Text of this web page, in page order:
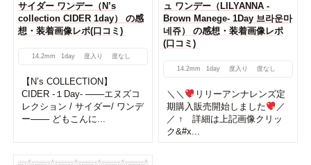
サイダー ワンデー（N’s
collection CIDER 1day） の感
想・装着画像レポ(口コミ)
14.2mm 1day 度入り 度なし
【N’s COLLECTION】
CIDER -１Day- ───エヌズコ
レクション / サイダー/ ワンデ
ー─── どもこんに...
ュ ワンデー（LILYANNA -
Brown Manege- 1Day 브라운마
네쥬） の感想・装着画像レポ
(口コミ)
14.2mm 1day 度入り 度なし
＼＼
リリーアンナレンズ定
期購入販売開始しました
／
／ ↑ 詳細は上記画像クリッ
ク&#x...